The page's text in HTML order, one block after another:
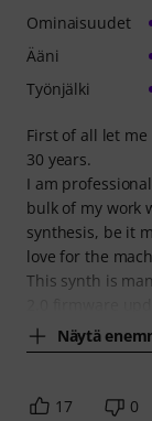
First of all let
30 years.
I am
bulk of my work
synthesis, be it
love for the
This synth is
Näytä
Ominaisuudet
Ääni
Työnjälki
17 0